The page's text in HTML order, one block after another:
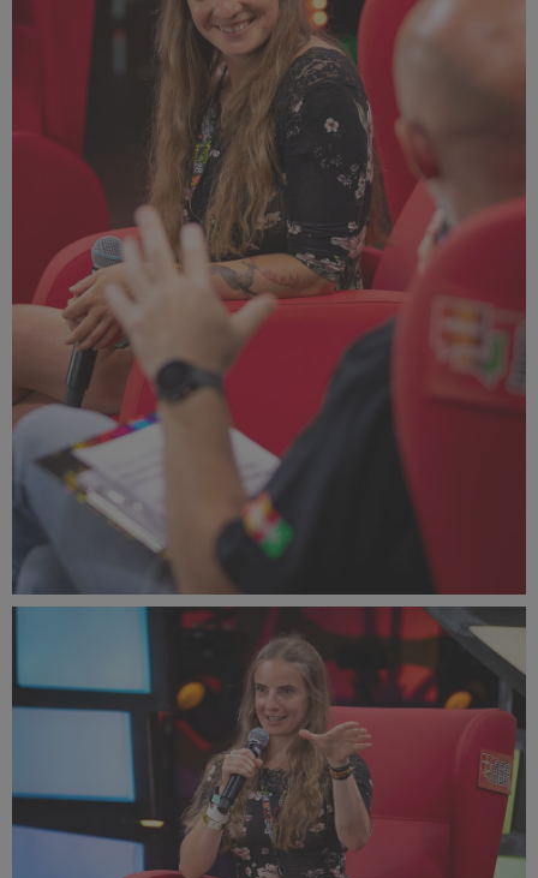
PR2022_Lucyna_Lewandowska_9259_small_1000x1500.jpg